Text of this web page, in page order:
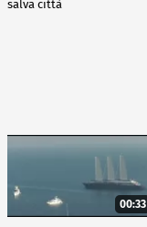
salva città
00:33